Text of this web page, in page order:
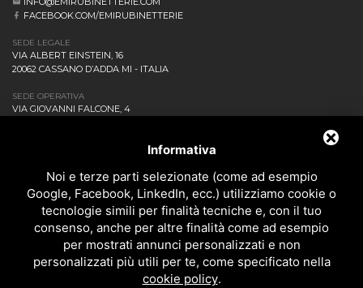
FACEBOOK.COM/EMIRUBINETTERIE
SEDE LEGALE
VIA ALBERT EINSTEIN, 16
20062 CASSANO D’ADDA MI - ITALIA
SEDE OPERATIVA
VIA GIOVANNI FALCONE, 4
DOWNLOAD
CONTATTACI!
POLITICA DELLA QUALITÀ
PRIVACY
BAGNO
Informativa
Noi e terze parti selezionate (come ad esempio
Google, Facebook, LinkedIn, ecc.) utilizziamo cookie o
tecnologie simili per finalità tecniche e, con il tuo
consenso, anche per altre finalità come ad esempio
per mostrati annunci personalizzati e non
personalizzati più utili per te, come specificato nella
cookie policy.